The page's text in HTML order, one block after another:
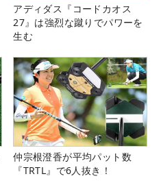
アディダス『コードカオス
27』は強烈な蹴りでパワーを
生む
仲宗根澄香が平均パット数
『TRTL』で6人抜き！